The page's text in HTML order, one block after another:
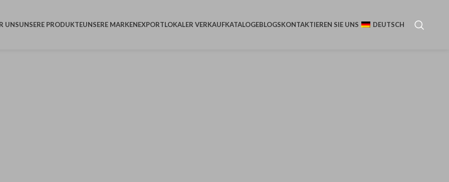
UNSUNSERE PRODUKTEUNSERE MARKENEXPORTLOKALER VERKAUFKATALOGEBLOGSKONTAKTIEREN SIE UNS DEUTSCH